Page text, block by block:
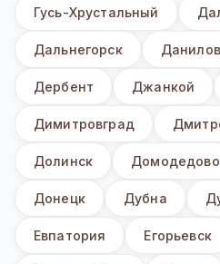
Гусь-Хрустальный
Дальнегорск
Дербент Джанкой
Димитровград
Долинск Домодедово
Донецк Дубна
Евпатория Егорьевск